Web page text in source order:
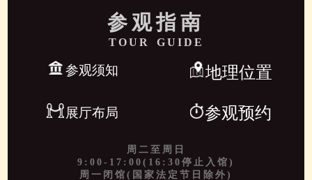
参观指南
TOUR GUIDE
参观须知 地理位置
展厅布局 参观预约
周二至周日
9:00-17:00(16:30停止入馆)
周一闭馆(国家法定节日除外)